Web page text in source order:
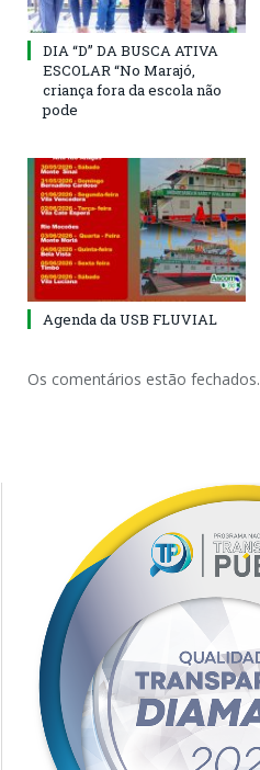
DIA “D” DA BUSCA ATIVA
ESCOLAR “No Marajó,
criança fora da escola não
pode
Agenda da USB FLUVIAL
Os comentários estão fechados.